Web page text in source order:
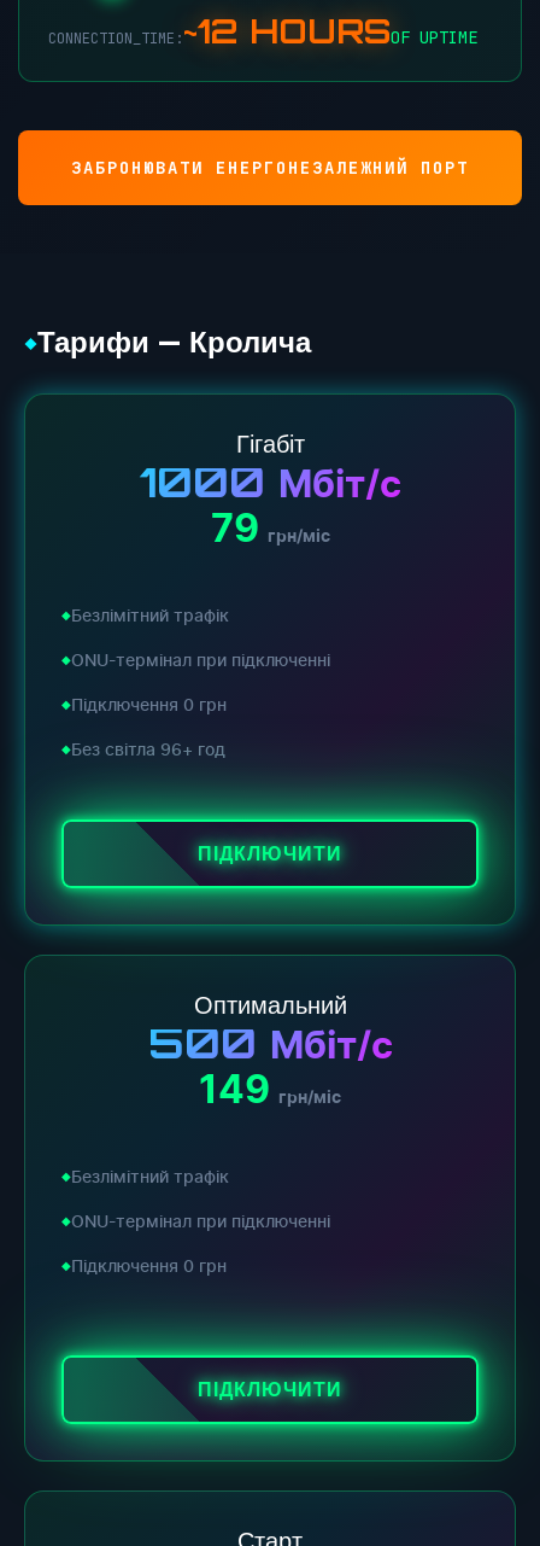
CONNECTION_TIME:~12 HOURSOF UPTIME
ЗАБРОНЮВАТИ ЕНЕРГОНЕЗАЛЕЖНИЙ ПОРТ
◆Тарифи — Кролича
Гігабіт
1000 Мбіт/с
79 грн/міс
Безлімітний трафік
ONU-термінал при підключенні
Підключення 0 грн
Без світла 96+ год
ПІДКЛЮЧИТИ
Оптимальний
500 Мбіт/с
149 грн/міс
Безлімітний трафік
ONU-термінал при підключенні
Підключення 0 грн
ПІДКЛЮЧИТИ